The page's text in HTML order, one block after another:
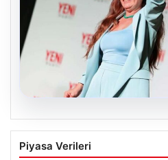
05.08.2026
Yeni Parti Manisa İl
Özalper Rüşvet
Piyasa Verileri